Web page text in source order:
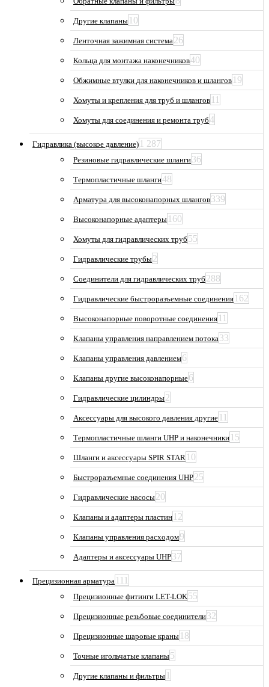
Другие клапаны 10
Ленточная зажимная система26
Кольца для монтажа наконечников40
Обжимные втулки для наконечников и шлангов 19
Хомуты и крепления для труб и шлангов 11
Хомуты для соединения и ремонта труб4
Гидравлика (высокое давление) 1 287
Резиновые гидравлические шланги36
Термопластичные шланги48
Арматура для высоконапорных шлангов339
Высоконапорные адаптеры 160
Хомуты для гидравлических труб 55
Гидравлические трубы2
Соединители для гидравлических труб 288
Гидравлические быстроразъемные соединения 162
Высоконапорные поворотные соединения 11
Клапаны управления направлением потока33
Клапаны управления давлением6
Клапаны другие высоконапорные6
Гидравлические цилиндры2
Аксессуары для высокого давления другие 11
Термопластичные шланги UHP и наконечники 15
Шланги и аксессуары SPIR STAR 10
Быстроразъемные соединения UHP25
Гидравлические насосы20
Клапаны и адаптеры пластин 12
Клапаны управления расходом9
Адаптеры и аксессуары UHP37
Прецизионная арматура 111
Прецизионные фитинги LET-LOK55
Прецизионные резьбовые соединители32
Прецизионные шаровые краны 18
Точные игольчатые клапаны5
Другие клапаны и фильтры 1